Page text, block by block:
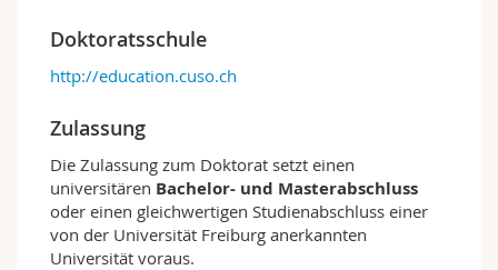
Doktoratsschule
http://education.cuso.ch
Zulassung
Die Zulassung zum Doktorat setzt einen
universitären Bachelor- und Masterabschluss
oder einen gleichwertigen Studienabschluss einer
von der Universität Freiburg anerkannten
Universität voraus.